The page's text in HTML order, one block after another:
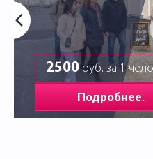
2500руб. за 1
Подробнее.